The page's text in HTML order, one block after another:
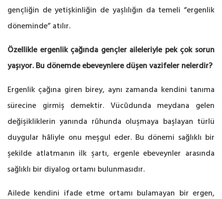
gençliğin de yetişkinliğin de yaşlılığın da temeli “ergenlik
döneminde” atılır.
Özellikle ergenlik çağında gençler aileleriyle pek çok sorun
yaşıyor. Bu dönemde ebeveynlere düşen vazifeler nelerdir?
Ergenlik çağına giren birey, aynı zamanda kendini tanıma
sürecine girmiş demektir. Vücûdunda meydana gelen
değişikliklerin yanında rûhunda oluşmaya başlayan türlü
duygular hâliyle onu meşgul eder. Bu dönemi sağlıklı bir
şekilde atlatmanın ilk şartı, ergenle ebeveynler arasında
sağlıklı bir diyalog ortamı bulunmasıdır.
Ailede kendini ifade etme ortamı bulamayan bir ergen,